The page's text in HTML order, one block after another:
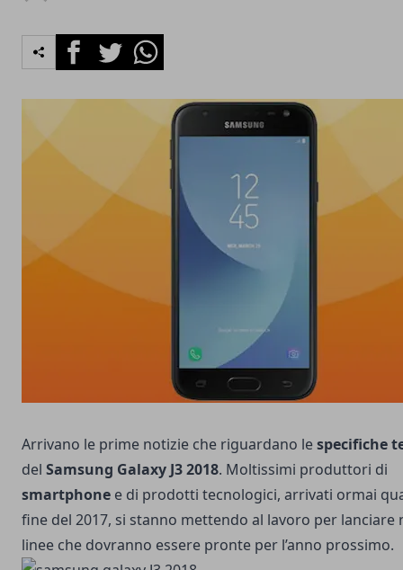
FacebookTwitterWhatsapp
Arrivano le prime notizie che riguardano lespecifiche
del Samsung Galaxy J3 2018. Moltissimi produttori di
smartphone e di prodotti tecnologici, arrivati ormai
fine del 2017, si stanno mettendo al lavoro per lanciare
linee che dovranno essere pronte per l’anno prossimo.